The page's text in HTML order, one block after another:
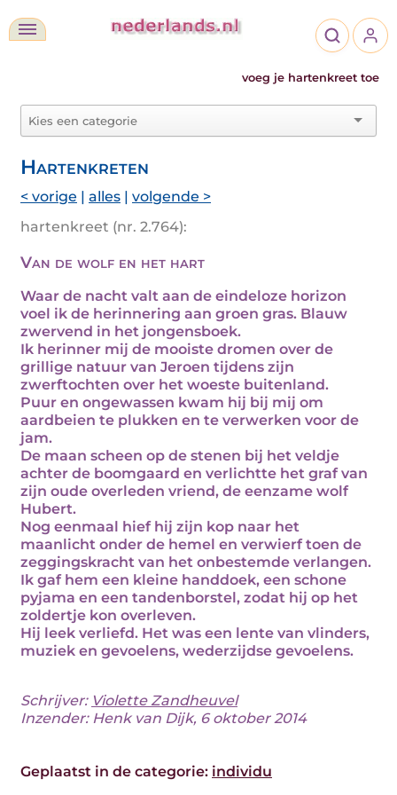
voeg je hartenkreet toe
Hartenkreten
< vorige | alles | volgende >
hartenkreet (nr. 2.764):
Van de wolf en het hart
Waar de nacht valt aan de eindeloze horizon
voel ik de herinnering aan groen gras. Blauw
zwervend in het jongensboek.
Ik herinner mij de mooiste dromen over de
grillige natuur van Jeroen tijdens zijn
zwerftochten over het woeste buitenland.
Puur en ongewassen kwam hij bij mij om
aardbeien te plukken en te verwerken voor de
jam.
De maan scheen op de stenen bij het veldje
achter de boomgaard en verlichtte het graf van
zijn oude overleden vriend, de eenzame wolf
Hubert.
Nog eenmaal hief hij zijn kop naar het
maanlicht onder de hemel en verwierf toen de
zeggingskracht van het onbestemde verlangen.
Ik gaf hem een kleine handdoek, een schone
pyjama en een tandenborstel, zodat hij op het
zoldertje kon overleven.
Hij leek verliefd. Het was een lente van vlinders,
muziek en gevoelens, wederzijdse gevoelens.
Schrijver: Violette Zandheuvel
Inzender: Henk van Dijk, 6 oktober 2014
Geplaatst in de categorie: individu